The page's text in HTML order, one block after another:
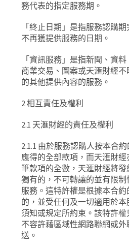
務代表的指定服務期。
「終止日期」是指服務認購
不再獲提供服務的日期。
「資訊服務」是指新聞、資
商業交易、圖案或天滙財經
的其他提供內容的服務。
2相互責任及權利
2.1 天滙財經的責任及權利
2.1.1 由於服務認購人按本合
應得的全部款項，而天滙財
筆款項的全數，天滙財經將
獨有的，不可轉讓的並有限
服務。這特許權是根據本合
的，並受任何及一切適用於
須知或規定所約束。該特許
不容許藉區域性網路聯網或
送。